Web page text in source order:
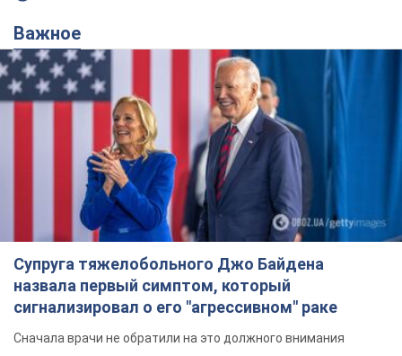
Важное
Супруга тяжелобольного Джо Байдена
назвала первый симптом, который
сигнализировал о его "агрессивном" раке
Сначала врачи не обратили на это должного внимания